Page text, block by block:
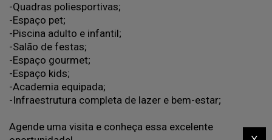
-Quadras poliesportivas;
-Espaço pet;
-Piscina adulto e infantil;
-Salão de festas;
-Espaço gourmet;
-Espaço kids;
-Academia equipada;
-Infraestrutura completa de lazer e bem-estar;
Agende uma visita e conheça essa excelente